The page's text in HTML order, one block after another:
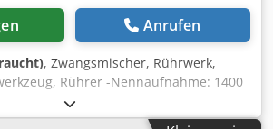
Anrufen
, Zwangsmischer, Rührwerk,
Rührer -Nennaufnahme: 1400
Volt -Drehzahl: 150-470 U/min -
450/H220 mm Credob A Rgdopfx Aidjf -